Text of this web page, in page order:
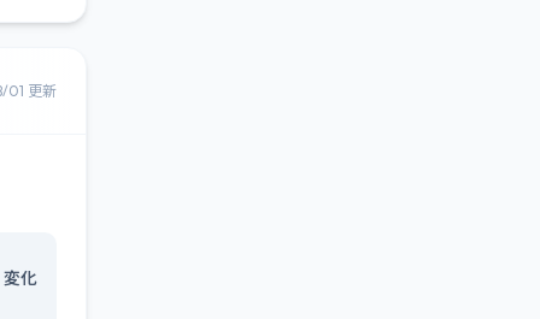
更新
変化